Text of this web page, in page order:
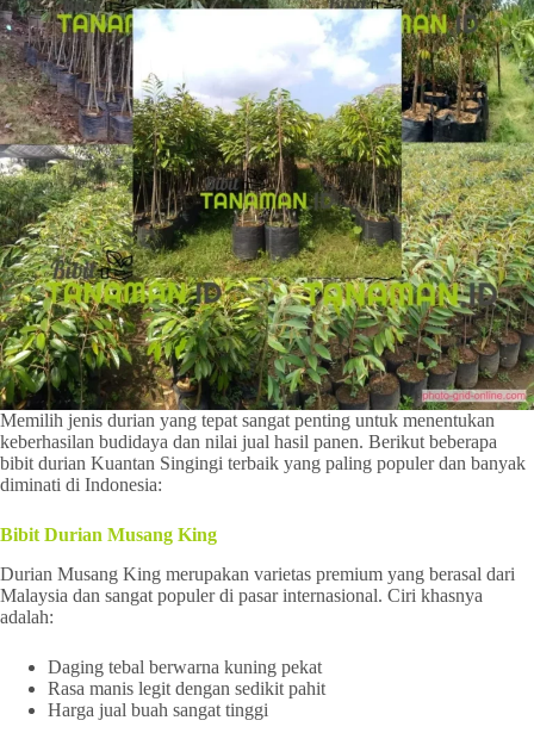
Memilih jenis durian yang tepat sangat penting untuk menentukan
keberhasilan budidaya dan nilai jual hasil panen. Berikut beberapa
bibit durian Kuantan Singingi terbaik yang paling populer dan banyak
diminati di Indonesia:
Bibit Durian Musang King
Durian Musang King merupakan varietas premium yang berasal dari
Malaysia dan sangat populer di pasar internasional. Ciri khasnya
adalah:
Daging tebal berwarna kuning pekat
Rasa manis legit dengan sedikit pahit
Harga jual buah sangat tinggi